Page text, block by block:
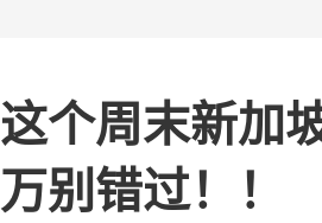
这个周末新加
万别错过！！